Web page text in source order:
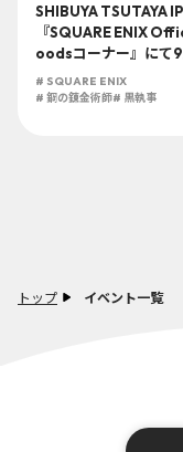
トップ イベント一覧
SHIBUYA TSUTAYA
『SQUARE ENIX
oodsコーナー』にて
日（水）よりオフィシ
グッズ販売開始！！
# SQUARE ENIX
# 鋼の錬金術師# 黒執事